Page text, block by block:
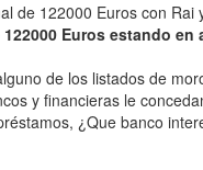
de 122000 Euros con
Euros estando en
de los listados de
y financieras le
¿Que banco